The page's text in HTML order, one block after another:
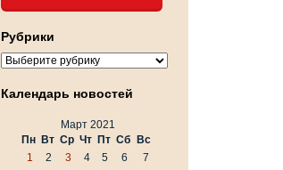
Рубрики
Рубрики
Календарь новостей
Март 2021
Пн Вт Ср Чт Пт Сб
Вс
1
2 3 4 5 6
7